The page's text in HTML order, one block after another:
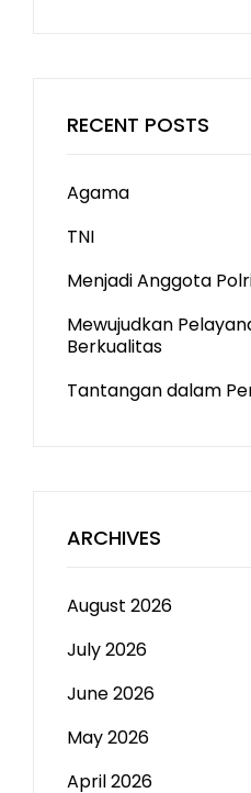
RECENT POSTS
Agama
TNI
Menjadi Anggota
Mewujudkan
Berkualitas
Tantangan dalam
ARCHIVES
August 2026
July 2026
June 2026
May 2026
April 2026